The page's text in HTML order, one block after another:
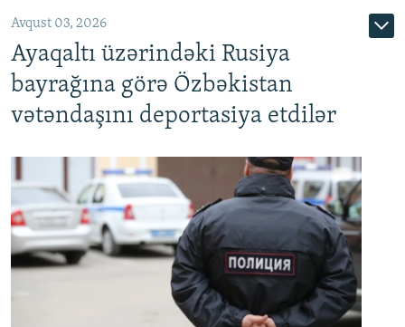
Avqust 03, 2026
Ayaqaltı üzərindəki Rusiya
bayrağına görə Özbəkistan
vətəndaşını deportasiya etdilər